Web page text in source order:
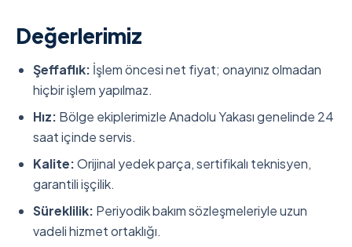
Değerlerimiz
Şeffaflık: İşlem öncesi net fiyat; onayınız olmadan
hiçbir işlem yapılmaz.
Hız: Bölge ekiplerimizle Anadolu Yakası genelinde 24
saat içinde servis.
Kalite:Orijinal yedek parça, sertifikalı teknisyen,
garantili işçilik.
Süreklilik: Periyodik bakım sözleşmeleriyle uzun
vadeli hizmet ortaklığı.